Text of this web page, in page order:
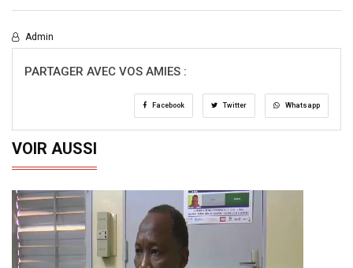
Admin
PARTAGER AVEC VOS AMIES :
Facebook Twitter Whatsapp
VOIR AUSSI